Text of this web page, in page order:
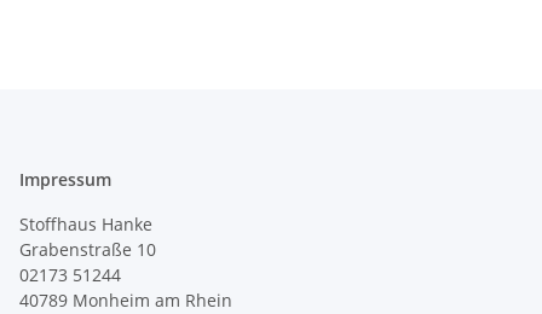
Impressum
Stoffhaus Hanke
Grabenstraße 10
02173 51244
40789 Monheim am Rhein